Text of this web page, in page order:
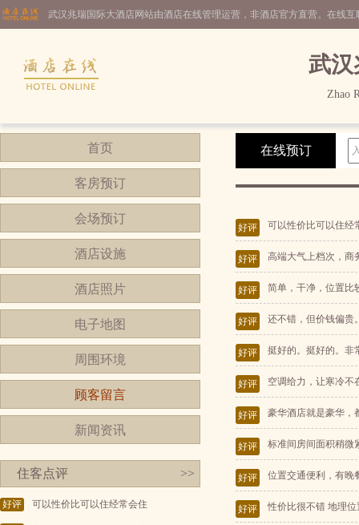
武汉兆瑞国际大酒店网站由酒店在线管理运营，非酒店官方直营。在线
武汉
Zhao
首页
客房预订
会场预订
酒店设施
酒店照片
电子地图
周围环境
顾客留言
新闻资讯
住客点评 >>
好评 可以性价比可以住经常会住
在线预订
好评 可以性价比可以住经
好评 高端大气上档次，商
好评 简单，干净，位置比
好评 还不错，但价钱偏贵
好评 挺好的。挺好的。非
好评 空调给力，让寒冷不
好评 豪华酒店就是豪华，
好评 标准间房间面积稍微
好评 位置交通便利，有晚
好评 性价比很不错 地理